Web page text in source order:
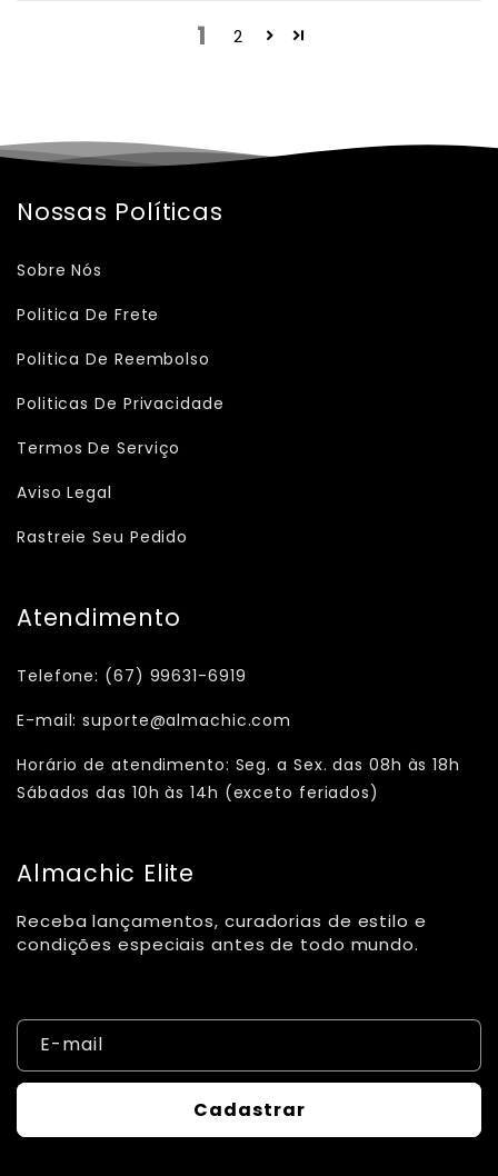
1 2
Nossas Políticas
Sobre Nós
Politica De Frete
Politica De Reembolso
Politicas De Privacidade
Termos De Serviço
Aviso Legal
Rastreie Seu Pedido
Atendimento
Telefone: (67) 99631-6919
E-mail: suporte@almachic.com
Horário de atendimento: Seg. a Sex. das 08h às 18h
Sábados das 10h às 14h (exceto feriados)
Almachic Elite
Receba lançamentos, curadorias de estilo e
condições especiais antes de todo mundo.
E-mail
Cadastrar